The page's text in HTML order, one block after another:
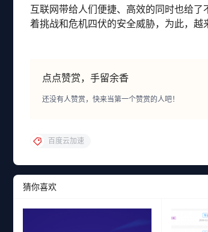
互联网带给人们便捷、高效的同时也给
着挑战和危机四伏的安全威胁，为此，越
点点赞赏，手留余香
还没有人赞赏，快来当第一个赞赏的人吧！
百度云加速
猜你喜欢